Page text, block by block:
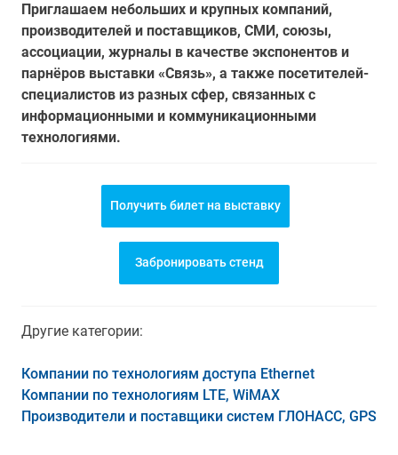
Приглашаем небольших и крупных компаний,
производителей и поставщиков, СМИ, союзы,
ассоциации, журналы в качестве экспонентов и
парнёров выставки «Связь», а также посетителей-
специалистов из разных сфер, связанных с
информационными и коммуникационными
технологиями.
Получить билет на выставку
Забронировать стенд
Другие категории:
Компании по технологиям доступа Ethernet
Компании по технологиям LTE, WiMAX
Производители и поставщики систем ГЛОНАСС, GPS